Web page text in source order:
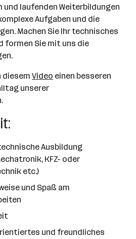
und laufenden Weiterbildungen
Aufgaben und die
Machen Sie Ihr technisches
formen Sie mit uns die
diesem Video einen besseren
unserer
Ausbildung
KFZ- oder
etc.)
und Spaß am
und freundliches